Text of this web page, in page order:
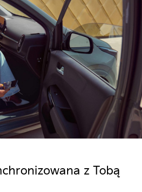
z Tobą